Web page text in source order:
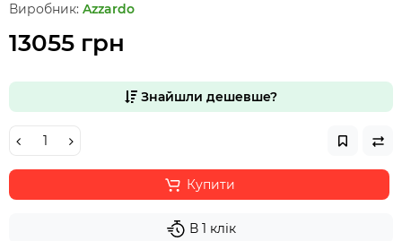
Виробник: Azzardo
13055 грн
Знайшли дешевше?
Купити
В 1 клік